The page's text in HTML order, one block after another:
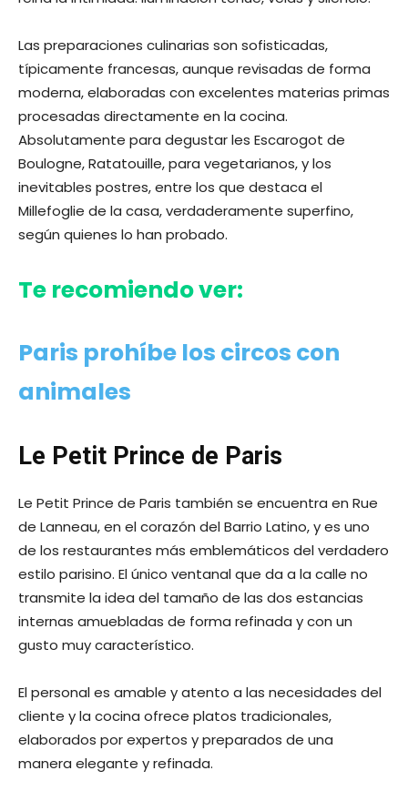
Las preparaciones culinarias son sofisticadas,
típicamente francesas, aunque revisadas de forma
moderna, elaboradas con excelentes materias primas
procesadas directamente en la cocina.
Absolutamente para degustar les Escarogot de
Boulogne, Ratatouille, para vegetarianos, y los
inevitables postres, entre los que destaca el
Millefoglie de la casa, verdaderamente superfino,
según quienes lo han probado.
Te recomiendo ver:
Paris prohíbe los circos con
animales
Le Petit Prince de Paris
Le Petit Prince de Paris también se encuentra en Rue
de Lanneau, en el corazón del Barrio Latino, y es uno
de los restaurantes más emblemáticos del verdadero
estilo parisino. El único ventanal que da a la calle no
transmite la idea del tamaño de las dos estancias
internas amuebladas de forma refinada y con un
gusto muy característico.
El personal es amable y atento a las necesidades del
cliente y la cocina ofrece platos tradicionales,
elaborados por expertos y preparados de una
manera elegante y refinada.